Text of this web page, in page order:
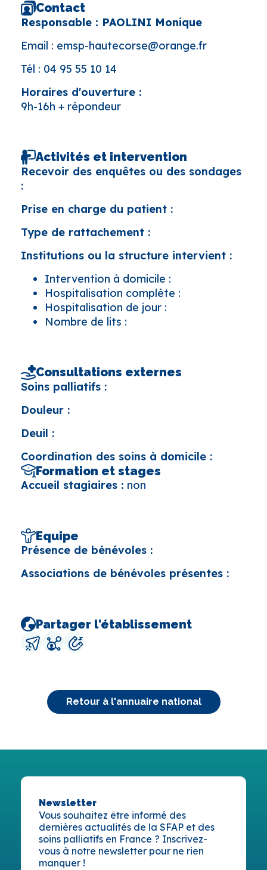
Contact
Responsable : PAOLINI Monique
Email : emsp-hautecorse@orange.fr
Tél : 04 95 55 10 14
Horaires d'ouverture :
9h-16h + répondeur
Activités et intervention
Recevoir des enquêtes ou des sondages
:
Prise en charge du patient :
Type de rattachement :
Institutions ou la structure intervient :
Intervention à domicile :
Hospitalisation complète :
Hospitalisation de jour :
Nombre de lits :
Consultations externes
Soins palliatifs :
Douleur :
Deuil :
Coordination des soins à domicile :
Formation et stages
Accueil stagiaires : non
Equipe
Présence de bénévoles :
Associations de bénévoles présentes :
Partager l'établissement
Retour à l'annuaire national
Newsletter
Vous souhaitez être informé des
dernières actualités de la SFAP et des
soins palliatifs en France ? Inscrivez-
vous à notre newsletter pour ne rien
manquer !